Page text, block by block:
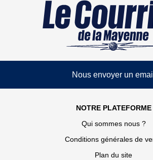
Nous envoyer un email
NOTRE PLATEFORME
Qui sommes nous ?
Conditions générales de
Plan du site